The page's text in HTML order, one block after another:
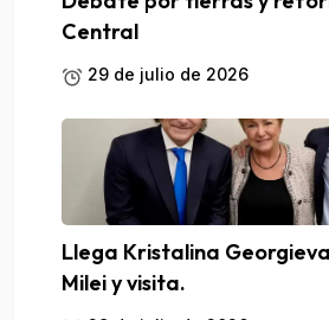
Central
29 de julio de 2026
Llega Kristalina
Milei y visita.